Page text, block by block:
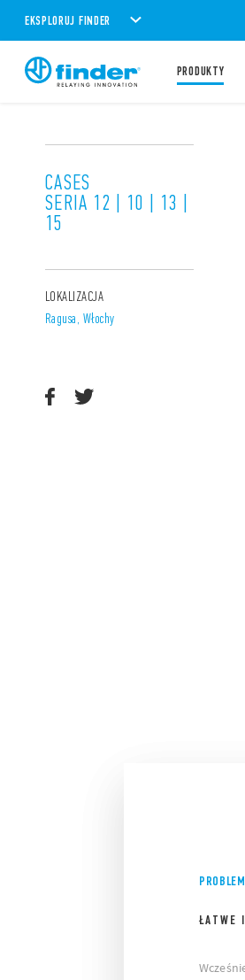
EKSPLORUJ FINDER
PRODUKTY
CASES
SERIA 12 | 10 | 13 |
15
LOKALIZACJA
Ragusa, Włochy
PROBLEM
ŁATWE